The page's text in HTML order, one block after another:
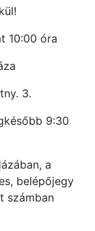
10:00 óra
3.
9:30
a
belépőjegy
számban